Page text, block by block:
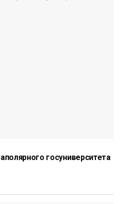
госуниверситета